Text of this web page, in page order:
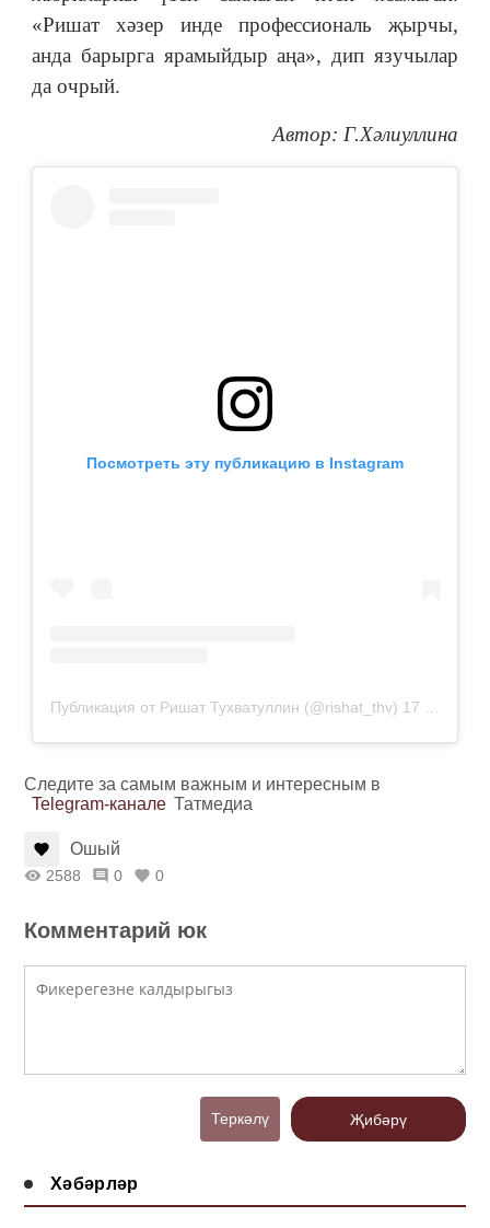
«Ришат хәзер инде профессиональ җырчы,
анда барырга ярамыйдыр аңа», дип язучылар
да очрый.
Автор: Г.Хәлиуллина
Посмотреть эту публикацию в Instagram
Публикация от Ришат Тухватуллин (@rishat_thv) 17 Фев 2019 в 12:14 PST
Следите за самым важным и интересным в
Telegram-канале Татмедиа
Ошый
2588 0 0
Комментарий юк
Теркәлү Җибәрү
Хәбәрләр